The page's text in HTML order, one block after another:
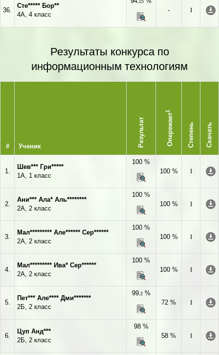
36.
Сте***** Бор**
4А, 4 класс
,15
-
I
Результаты конкурса по
информационным технологиям
# Ученик Результат Опережает
1
Степень Скачать
1.
Шев*** Гри*****
1А, 1 класс
100 %
100 %
I
2.
Ани*** Ала* Аль********
2А, 2 класс
100 %
100 %
I
3.
Мал********* Але****** Сер******
2А, 2 класс
100 %
100 %
I
4.
Мал********* Ива* Сер******
2А, 2 класс
100 %
100 %
I
5.
Пет*** Але**** Дми*******
2Б, 2 класс
99,2%
72 %
I
6.
Цуп Анд***
2Б, 2 класс
98 %
58 %
I